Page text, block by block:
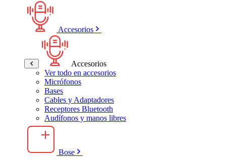
Accesorios
Accesorios
Ver todo en accesorios
Micrófonos
Bases
Cables y Adaptadores
Receptores Bluetooth
Audífonos y manos libres
Bose